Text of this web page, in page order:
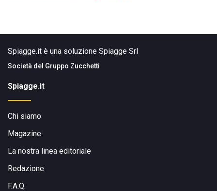
Spiagge.it è una soluzione Spiagge Srl
Società del Gruppo Zucchetti
Spiagge.it
Chi siamo
Magazine
La nostra linea editoriale
Redazione
F.A.Q.